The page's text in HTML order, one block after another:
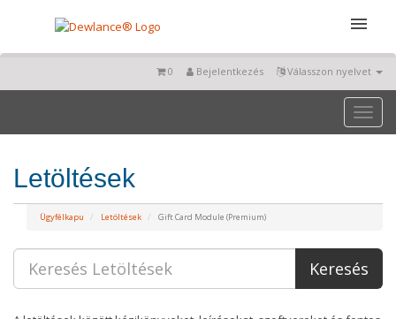
Válasszon nyelvet
Bejelentkezés
0
Toggle
Letöltések
Ügyfélkapu Letöltések Gift Card Module (Premium)